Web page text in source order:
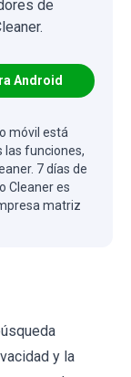
de
Android
móvil está
las funciones,
7 días de
Cleaner es
matriz
y la